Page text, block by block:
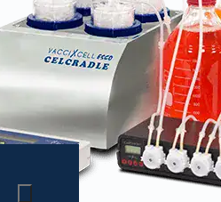
環境汙染防治工